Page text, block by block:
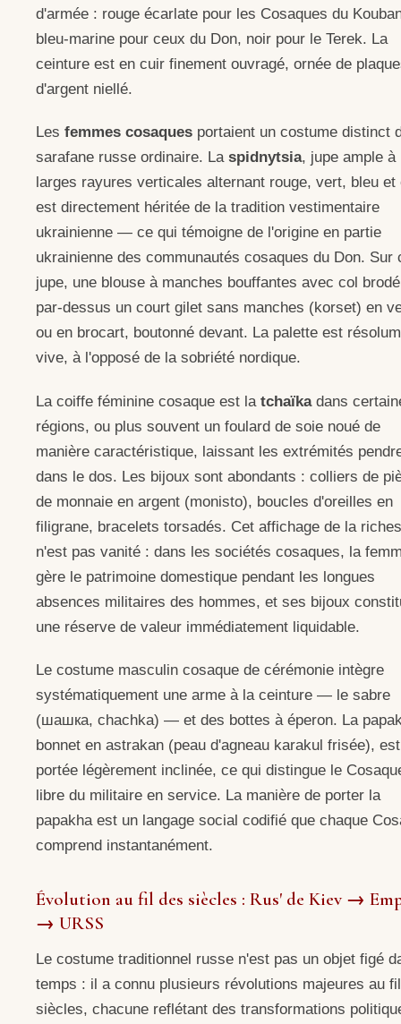
d'armée : rouge écarlate pour les Cosaques du
bleu-marine pour ceux du Don, noir pour le Terek. La
ceinture est en cuir finement ouvragé, ornée de
d'argent niellé.
Les femmes cosaques portaient un costume distinct
sarafane russe ordinaire. La spidnytsia, jupe ample à
larges rayures verticales alternant rouge, vert, bleu et
est directement héritée de la tradition vestimentaire
ukrainienne — ce qui témoigne de l'origine en partie
ukrainienne des communautés cosaques du Don. Sur
jupe, une blouse à manches bouffantes avec col
par-dessus un court gilet sans manches (korset) en
ou en brocart, boutonné devant. La palette est
vive, à l'opposé de la sobriété nordique.
La coiffe féminine cosaque est la tchaïkadans
régions, ou plus souvent un foulard de soie noué de
manière caractéristique, laissant les extrémités
dans le dos. Les bijoux sont abondants : colliers de
de monnaie en argent (monisto), boucles d'oreilles en
filigrane, bracelets torsadés. Cet affichage de la
n'est pas vanité : dans les sociétés cosaques, la
gère le patrimoine domestique pendant les longues
absences militaires des hommes, et ses bijoux
une réserve de valeur immédiatement liquidable.
Le costume masculin cosaque de cérémonie intègre
systématiquement une arme à la ceinture — le sabre
(шашка, chachka) — et des bottes à éperon. La
bonnet en astrakan (peau d'agneau karakul frisée), est
portée légèrement inclinée, ce qui distingue le
libre du militaire en service. La manière de porter la
papakha est un langage social codifié que chaque
comprend instantanément.
Évolution au fil des siècles : Rus' de Kiev →
→ URSS
Le costume traditionnel russe n'est pas un objet figé
temps : il a connu plusieurs révolutions majeures au
siècles, chacune reflétant des transformations